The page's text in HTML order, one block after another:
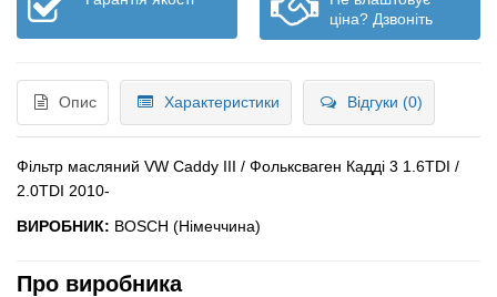
ціна? Дзвоніть
Опис Характеристики Відгуки (0)
Фільтр масляний VW Caddy III / Фольксваген Кадді 3 1.6TDI /
2.0TDI 2010-
ВИРОБНИК: BOSCH (Німеччина)
Про виробника